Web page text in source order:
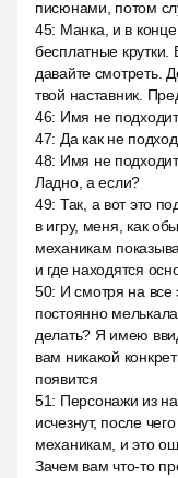
писюнами, потом
45: Манка, и в
бесплатные крутки.
давайте смотреть.
твой наставник.
46: Имя не
47: Да как не
48: Имя не
Ладно, а если?
49: Так, а вот это
в игру, меня, как
механикам
и где находятся
50: И смотря на все
постоянно
делать? Я имею
вам никакой
появится
51: Персонажи из
исчезнут, после
механикам, и это
Зачем вам что-то